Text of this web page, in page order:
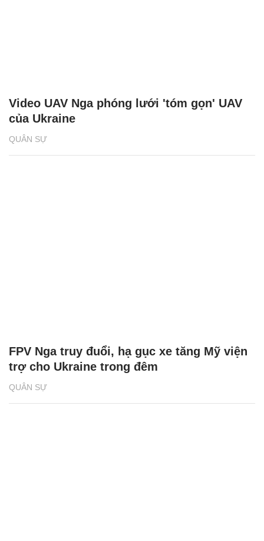
QUÂN SỰ
Video UAV Nga phóng lưới 'tóm gọn' UAV
của Ukraine
QUÂN SỰ
FPV Nga truy đuổi, hạ gục xe tăng Mỹ viện
trợ cho Ukraine trong đêm